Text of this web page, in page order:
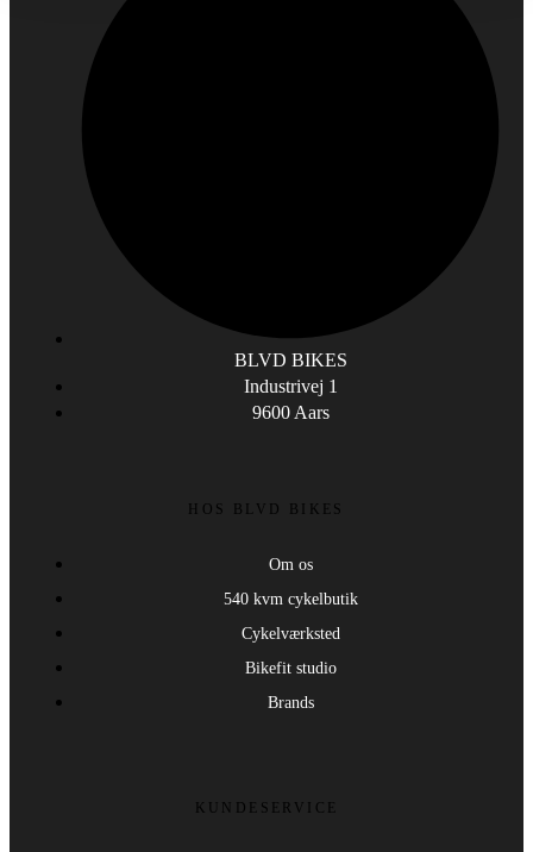
BLVD BIKES
Industrivej 1
9600 Aars
HOS BLVD BIKES
Om os
540 kvm cykelbutik
Cykelværksted
Bikefit studio
Brands
KUNDESERVICE